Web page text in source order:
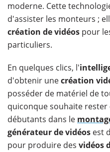
moderne. Cette
d'assister les monteurs ;
création de vidéos pour
particuliers.
En quelques clics, l'
d'obtenir unecréation
posséder de matériel de
quiconque souhaite
débutants dans le
générateur de vidéos est
pour produire des vidéos